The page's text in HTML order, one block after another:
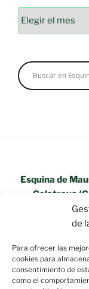
de
Para ofrecer las
cookies para
consentimiento de
como el
Esquina de
Calatrava
«Aviso Legal»